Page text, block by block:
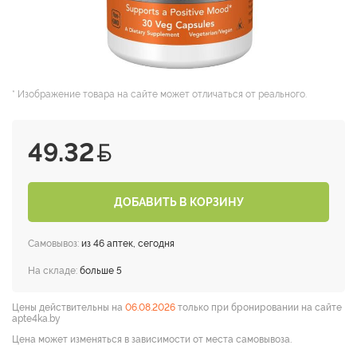
* Изображение товара на сайте может отличаться от реального.
49.32
ДОБАВИТЬ В КОРЗИНУ
Самовывоз: из 46 аптек, сегодня
На складе: больше 5
Цены действительны на 06.08.2026 только при бронировании на сайте
apte4ka.by
Цена может изменяться в зависимости от места самовывоза.